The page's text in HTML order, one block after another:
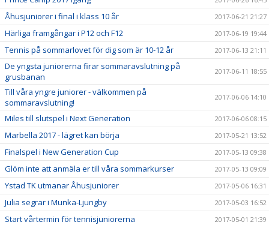
Åhusjuniorer i final i klass 10 år 2017-06-21 21:27
Härliga framgångar i P12 och F12 2017-06-19 19:44
Tennis på sommarlovet för dig som är 10-12 år 2017-06-13 21:11
De yngsta juniorerna firar sommaravslutning på
grusbanan
2017-06-11 18:55
Till våra yngre juniorer - välkommen på
sommaravslutning!
2017-06-06 14:10
Miles till slutspel i Next Generation 2017-06-06 08:15
Marbella 2017 - lägret kan börja 2017-05-21 13:52
Finalspel i New Generation Cup 2017-05-13 09:38
Glöm inte att anmäla er till våra sommarkurser 2017-05-13 09:09
Ystad TK utmanar Åhusjuniorer 2017-05-06 16:31
Julia segrar i Munka-Ljungby 2017-05-03 16:52
Start vårtermin för tennisjuniorerna 2017-05-01 21:39